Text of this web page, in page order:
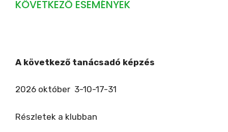
KÖVETKEZŐ ESEMÉNYEK
A következő tanácsadó képzés
2026 október 3-10-17-31
Részletek a klubban